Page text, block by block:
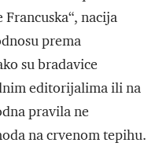
nacija
prema
su bradavice
editorijalima ili na
pravila ne
na crvenom tepihu.